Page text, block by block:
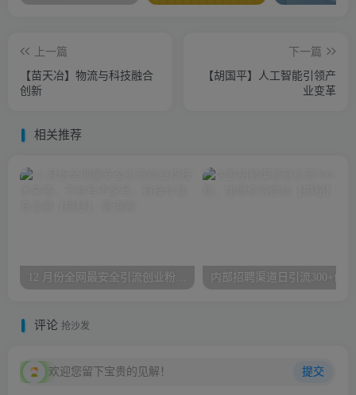
上一篇
【苗天冶】物流与科技融合
创新
下一篇
【胡国平】人工智能引领产
业变革
相关推荐
评论 抢沙发
欢迎您留下宝贵的见解！ 提交